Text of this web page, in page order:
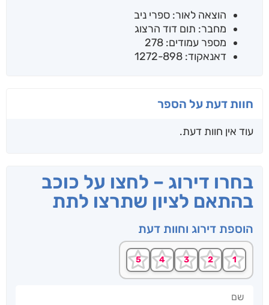
הוצאה לאור: ספרי ניב
מחבר: תום דוד הרצוג
מספר עמודים: 278
דאנאקוד: 1272-898
חוות דעת על הספר
עוד אין חוות דעת.
בחרו דירוג – לחצו על כוכב
בהתאם לציון שתרצו לתת
הוספת דירוג וחוות דעת